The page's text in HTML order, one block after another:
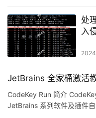
处
入
JetBrains 全家桶激活
CodeKey Run 简介
JetBrains 系列软件及插件